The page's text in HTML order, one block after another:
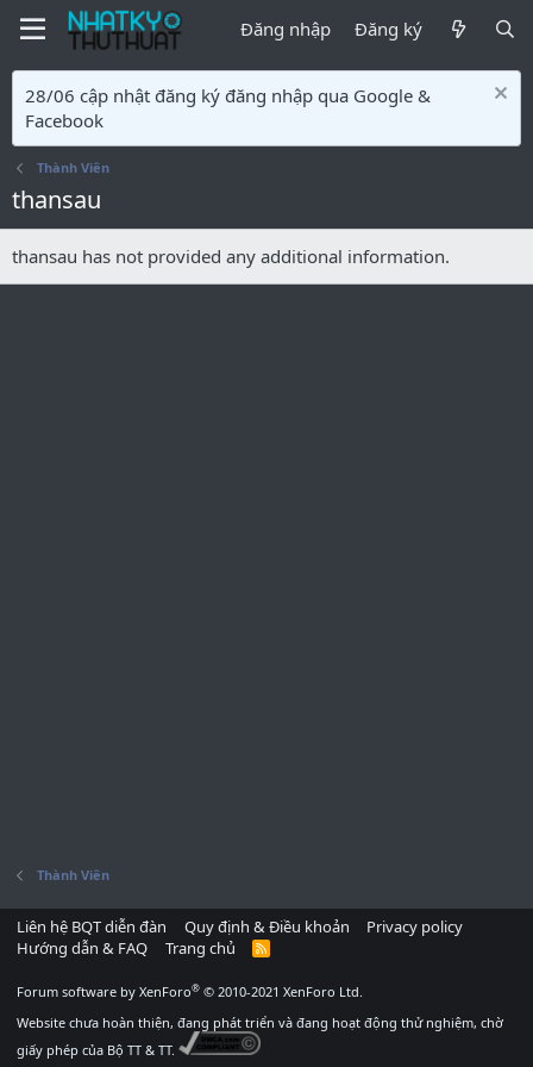
Đăng nhập Đăng ký
28/06 cập nhật đăng ký đăng nhập qua Google &
Facebook
Thành Viên
thansau
thansau has not provided any additional information.
Thành Viên
Liên hệ BQT diễn đàn Quy định & Điều khoản
Privacy policy
Hướng dẫn & FAQ
Trang chủ
R
Forum software by XenForo® © 2010-2021 XenForo Ltd.
Website chưa hoàn thiện, đang phát triển và đang hoạt động thử nghiệm, chờ
giấy phép của Bộ TT & TT.